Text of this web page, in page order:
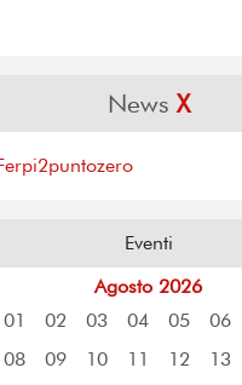
NewsX
Eventi
Agosto 2026
01
02 03 04 05 06
08
09 10 11 12 13